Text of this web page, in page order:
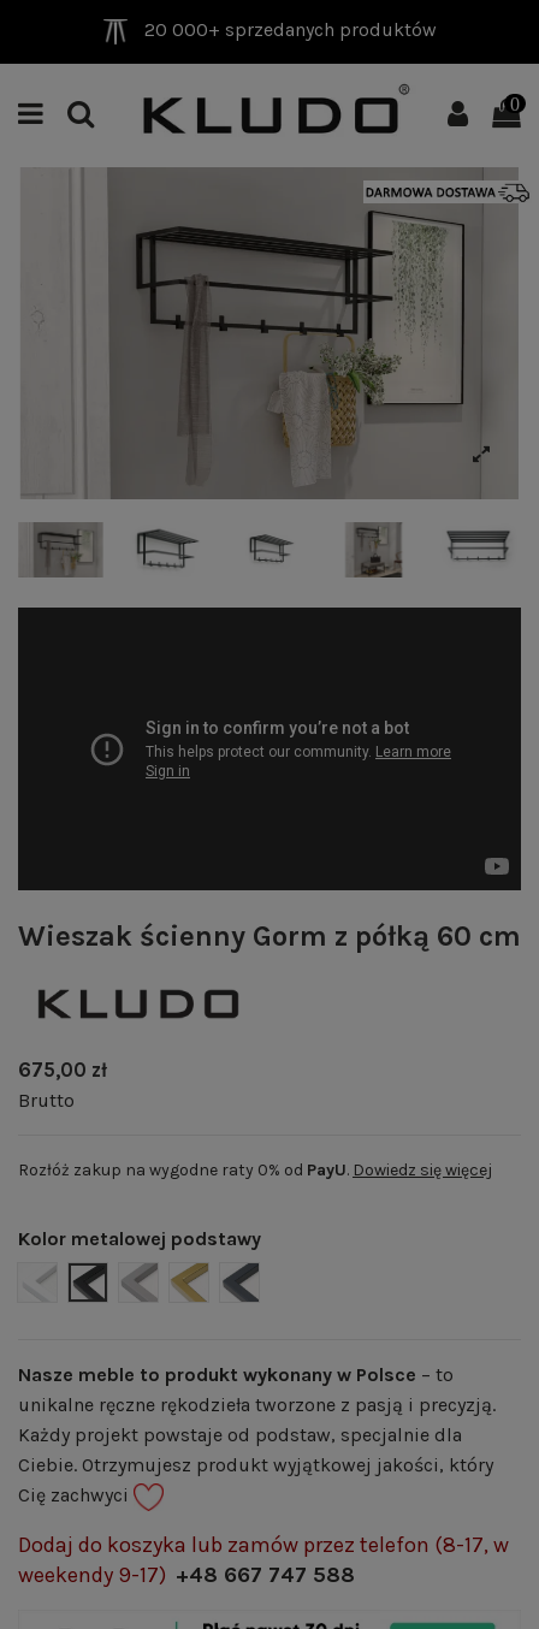
20 000+ sprzedanych produktów
0
Wieszak ścienny Gorm z półką 60 cm
675,00 zł
Brutto
Rozłóż zakup na wygodne raty 0% od PayU. Dowiedz się więcej
Kolor metalowej podstawy
BIAŁY MAT | RAL 9003
CZARNY MAT | RAL 9005
SZARY MAT | RAL 7004
ZŁOTY POŁYSK | RAL 1036
GRAFITOWY MAT | RAL 7024
Nasze meble to produkt wykonany w Polsce – to
unikalne ręczne rękodzieła tworzone z pasją i precyzją.
Każdy projekt powstaje od podstaw, specjalnie dla
Ciebie. Otrzymujesz produkt wyjątkowej jakości, który
Cię zachwyci
Dodaj do koszyka lub zamów przez telefon (8-17, w
weekendy 9-17) +48 667 747 588